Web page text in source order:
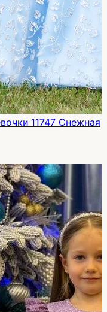
11747 Снежная